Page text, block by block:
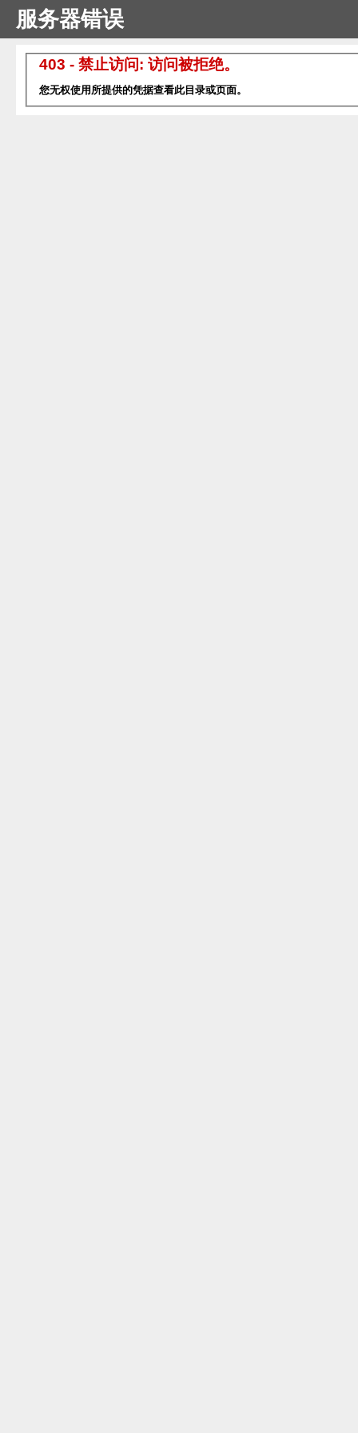
服务器错误
403 - 禁止访问: 访问被拒绝。
您无权使用所提供的凭据查看此目录或页面。